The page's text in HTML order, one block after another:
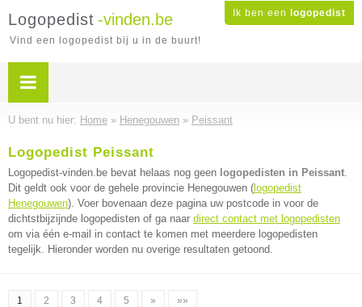
Ik ben een logopedist
Logopedist -vinden.be
Vind een logopedist bij u in de buurt!
U bent nu hier: Home » Henegouwen » Peissant
Logopedist Peissant
Logopedist-vinden.be bevat helaas nog geen logopedisten in Peissant.
Dit geldt ook voor de gehele provincie Henegouwen ( logopedist
Henegouwen). Voer bovenaan deze pagina uw postcode in voor de
dichtstbijzijnde logopedisten of ga naar direct contact met logopedisten
om via één e-mail in contact te komen met meerdere logopedisten
tegelijk. Hieronder worden nu overige resultaten getoond.
1 2 3 4 5 » »»